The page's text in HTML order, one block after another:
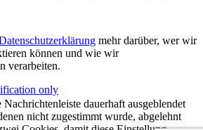
mehr darüber, wer wir
können und wie wir
verarbeiten.
only
dauerhaft ausgeblendet
nicht zugestimmt wurde, abgelehnt